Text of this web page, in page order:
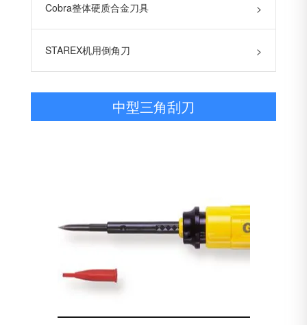
Cobra整体硬质合金刀具 >
STAREX机用倒角刀 >
中型三角刮刀